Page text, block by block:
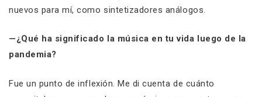
nuevos para mí, como sintetizadores análogos.
—¿Qué ha significado la música en tu vida luego de la
pandemia?
Fue un punto de inflexión. Me di cuenta de cuánto